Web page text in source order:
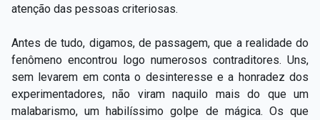
atenção das pessoas criteriosas.
Antes de tudo, digamos, de passagem, que a realidade do
fenômeno encontrou logo numerosos contraditores. Uns,
sem levarem em conta o desinteresse e a honradez dos
experimentadores, não viram naquilo mais do que um
malabarismo, um habilíssimo golpe de mágica. Os que